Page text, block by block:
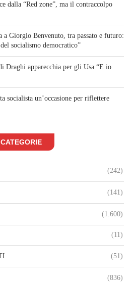
dalla “Red zone”, ma il contraccolpo
a Giorgio Benvenuto, tra passato e futuro:
socialismo democratico”
Draghi apparecchia per gli Usa “E io
socialista un’occasione per riflettere
CATEGORIE
(242)
(141)
(1.600)
(11)
(51)
(836)